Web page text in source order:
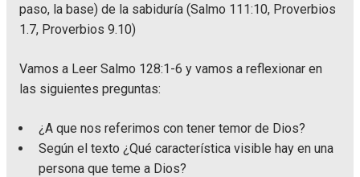
paso, la base) de la sabiduría (Salmo 111:10, Proverbios
1.7, Proverbios 9.10)
Vamos a Leer Salmo 128:1-6 y vamos a reflexionar en
las siguientes preguntas:
¿A que nos referimos con tener temor de Dios?
Según el texto ¿Qué característica visible hay en una
persona que teme a Dios?